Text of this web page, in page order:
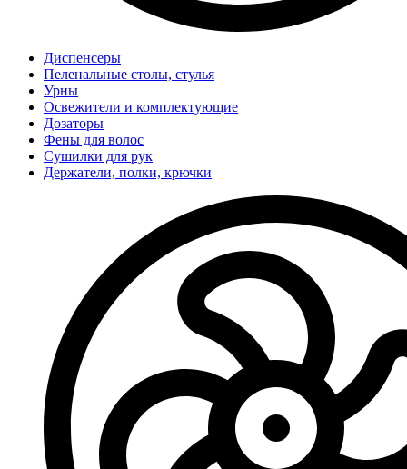
Диспенсеры
Пеленальные столы, стулья
Урны
Освежители и комплектующие
Дозаторы
Фены для волос
Сушилки для рук
Держатели, полки, крючки